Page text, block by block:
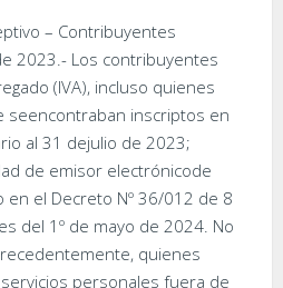
– Contribuyentes
2023.- Los contribuyentes
(IVA), incluso quienes
seencontraban inscriptos en
al 31 dejulio de 2023;
de emisor electrónicode
en el Decreto Nº 36/012 de 8
del 1º de mayo de 2024. No
quienes
personales fuera de